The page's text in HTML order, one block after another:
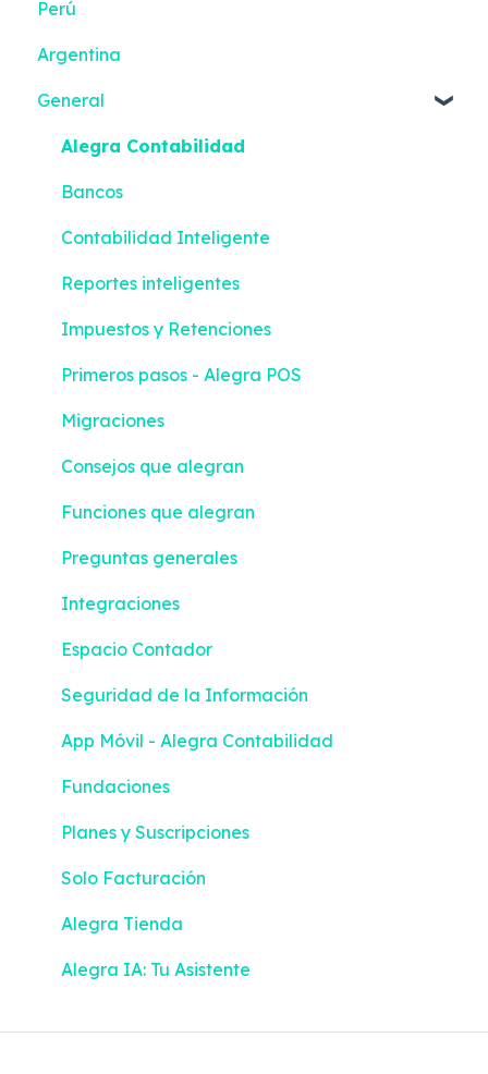
Perú
Argentina
General
Alegra Contabilidad
Bancos
Contabilidad Inteligente
Reportes inteligentes
Impuestos y Retenciones
Primeros pasos - Alegra POS
Migraciones
Consejos que alegran
Funciones que alegran
Preguntas generales
Integraciones
Espacio Contador
Seguridad de la Información
App Móvil - Alegra Contabilidad
Fundaciones
Planes y Suscripciones
Solo Facturación
Alegra Tienda
Alegra IA: Tu Asistente